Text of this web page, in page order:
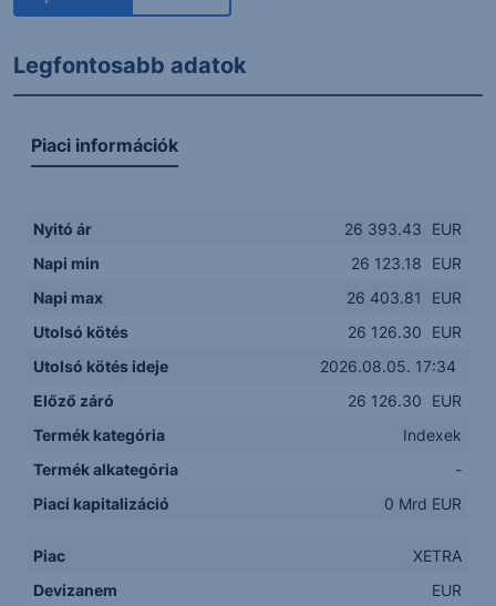
Legfontosabb adatok
Piaci információk
Nyitó ár 26 393.43
EUR
Napi min
26 123.18
EUR
Napi max
26 403.81
EUR
Utolsó kötés
26 126.30
EUR
Utolsó kötés ideje
2026.08.05. 17:34
Előző záró
26 126.30
EUR
Termék kategória
Indexek
Termék alkategória
-
Piaci kapitalizáció
0 Mrd EUR
Piac
XETRA
Devizanem
EUR